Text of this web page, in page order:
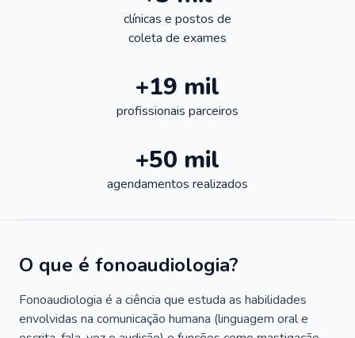
clínicas e postos de
coleta de exames
+19 mil
profissionais parceiros
+50 mil
agendamentos realizados
O que é fonoaudiologia?
Fonoaudiologia é a ciência que estuda as habilidades
envolvidas na comunicação humana (linguagem oral e